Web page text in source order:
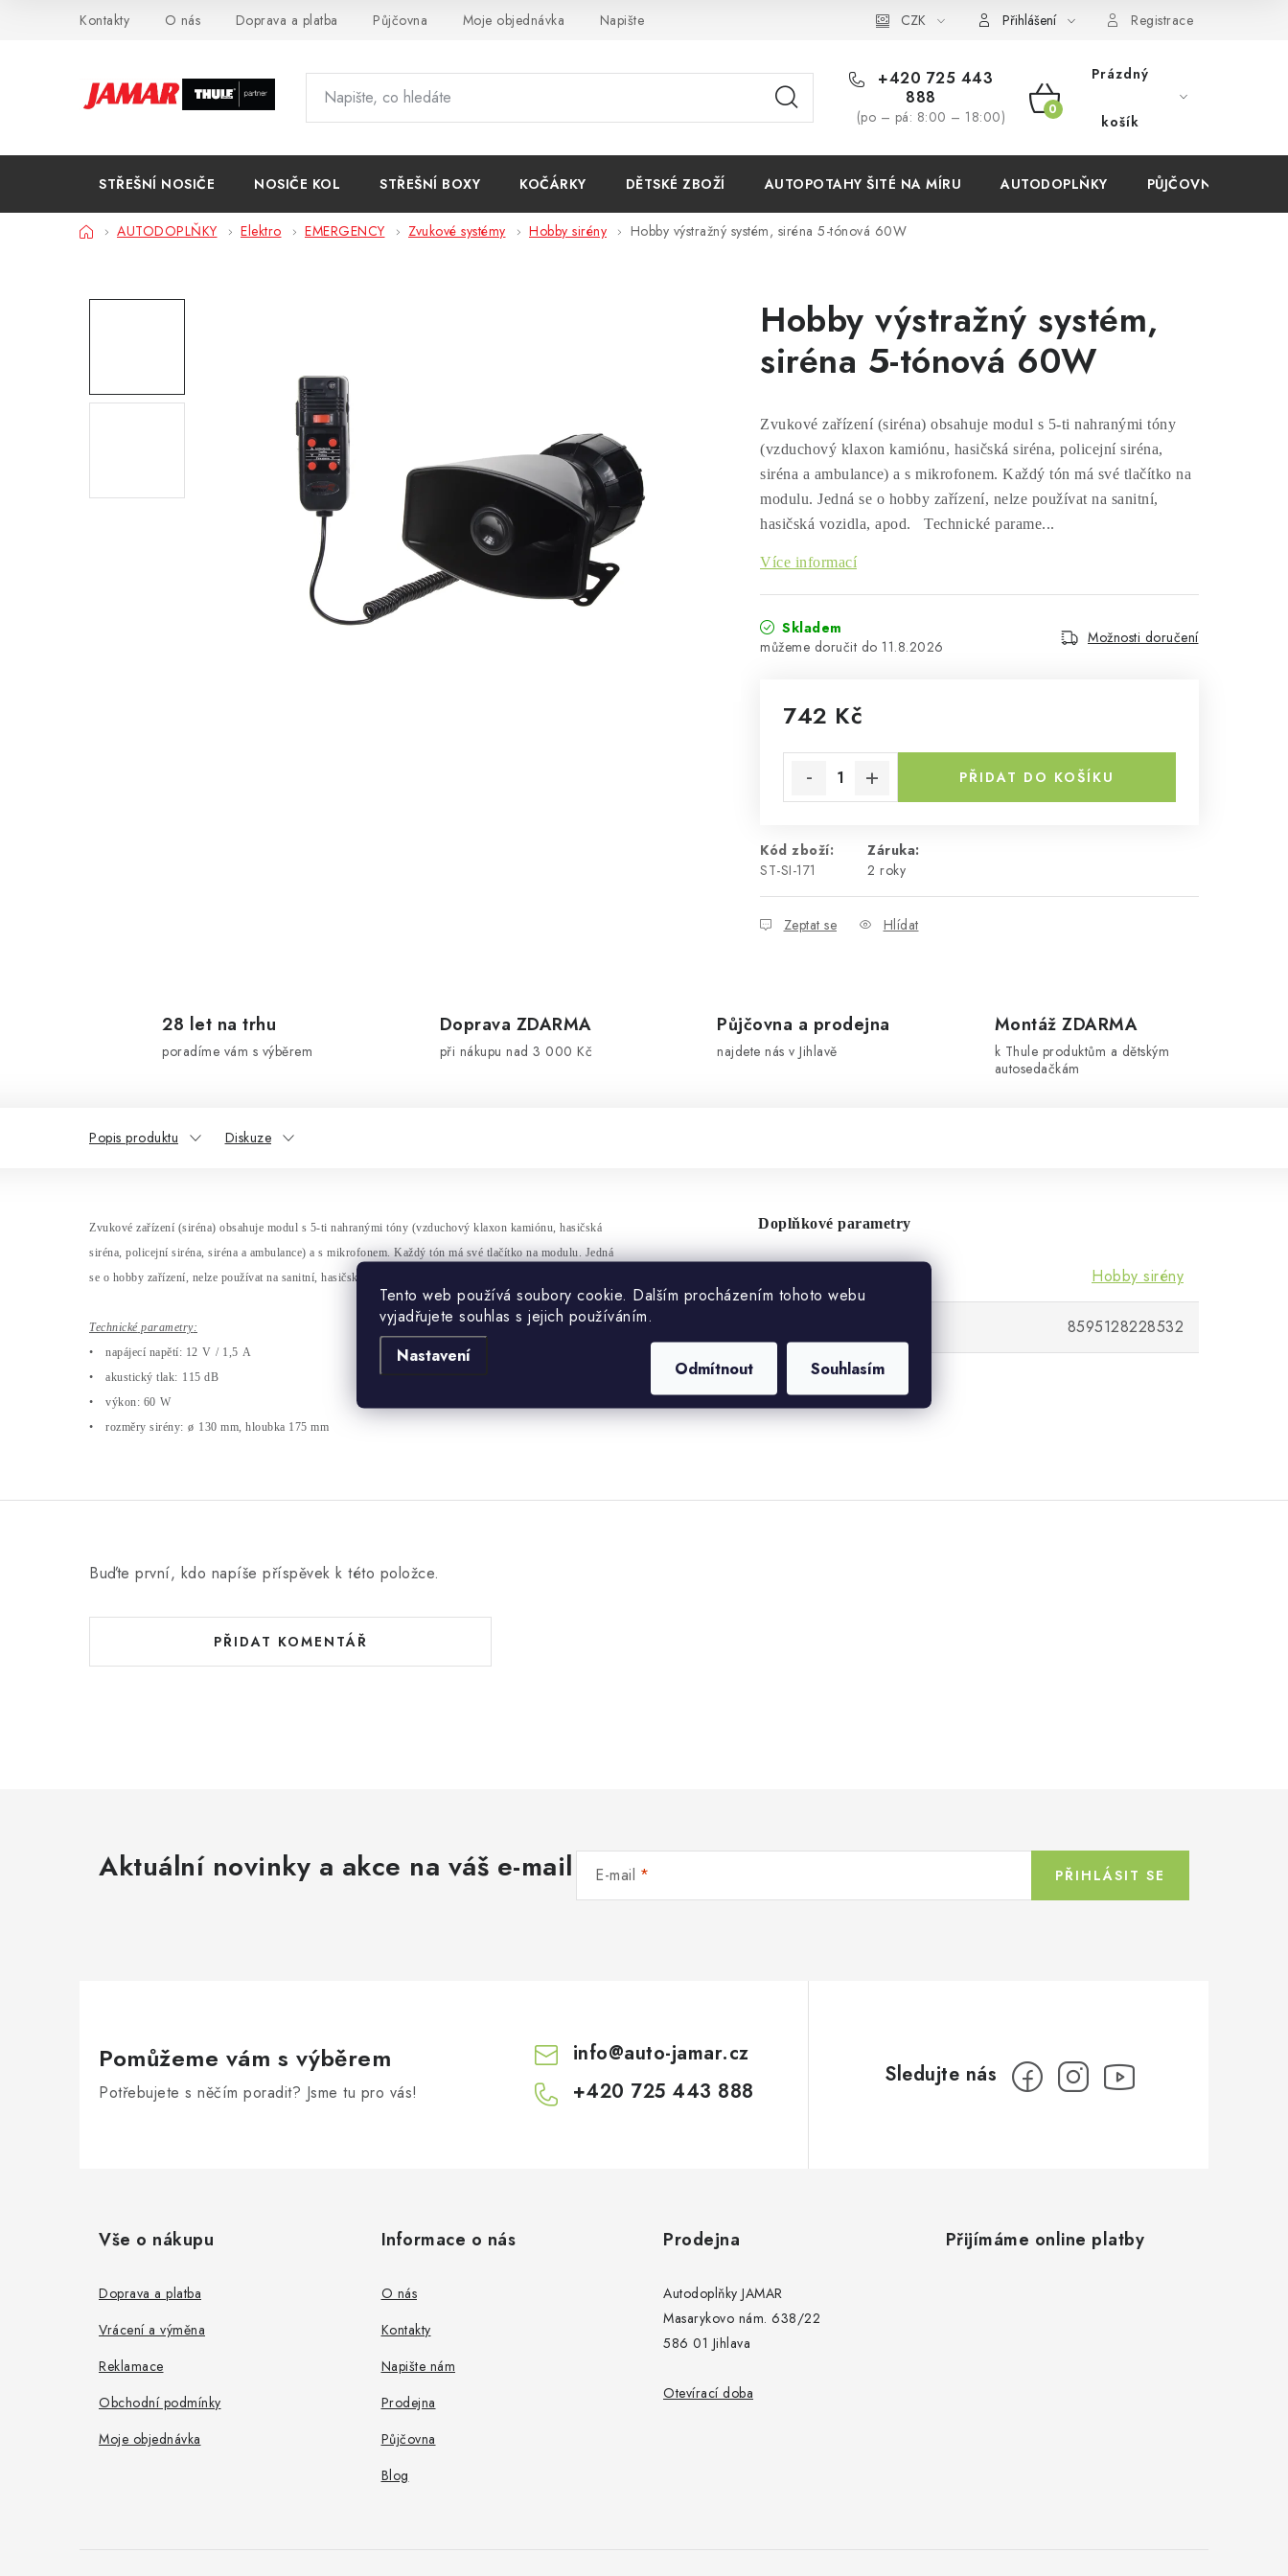
Tento web používá soubory cookie. Dalším procházením tohoto webu
vyjadřujete souhlas s jejich používáním.
Nastavení
Odmítnout Souhlasím
Kontakty O nás Doprava a platba Půjčovna Moje objednávka Napište nám Obchodní podmínky
CZK Přihlášení Registrace
+420 725 443
888
(po – pá: 8:00 – 18:00)
NÁKUPNÍ
Prázdný
košík
STŘEŠNÍ NOSIČE NOSIČE KOL STŘEŠNÍ BOXY KOČÁRKY DĚTSKÉ ZBOŽÍ AUTOPOTAHY ŠITÉ NA MÍRU AUTODOPLŇKY PŮJČOVNA
DomůAUTODOPLŇKY Elektro EMERGENCY Zvukové systémy Hobby sirény Hobby výstražný systém, siréna 5-tónová 60W
Hobby výstražný systém,
siréna 5-tónová 60W
Zvukové zařízení (siréna) obsahuje modul s 5-ti nahranými tóny
(vzduchový klaxon kamiónu, hasičská siréna, policejní siréna,
siréna a ambulance) a s mikrofonem. Každý tón má své tlačítko na
modulu. Jedná se o hobby zařízení, nelze používat na sanitní,
hasičská vozidla, apod. Technické parame...
Více informací
Skladem
11.8.2026
Možnosti doručení
742 Kč
PŘIDAT DO KOŠÍKU
Kód zboží:
ST-SI-171
Záruka:
2 roky
Zeptat se Hlídat
28 let na trhu
poradíme vám s výběrem
Doprava ZDARMA
při nákupu nad 3 000 Kč
Půjčovna a prodejna
najdete nás v Jihlavě
Montáž ZDARMA
k Thule produktům a dětským
autosedačkám
Popis produktu Diskuze
Zvukové zařízení (siréna) obsahuje modul s 5-ti nahranými tóny (vzduchový klaxon kamiónu, hasičská
siréna, policejní siréna, siréna a ambulance) a s mikrofonem. Každý tón má své tlačítko na modulu. Jedná
se o hobby zařízení, nelze používat na sanitní, hasičsk
Technicképarametry:
• napájecí napětí: 12 V / 1,5 A
• akustický tlak: 115 dB
• výkon: 60 W
• rozměry sirény: ø 130 mm, hloubka 175 mm
Doplňkové parametry
Hobby sirény
8595128228532
Buďte první, kdo napíše příspěvek k této položce.
PŘIDAT KOMENTÁŘ
Aktuální novinky a akce na váš e-mail E-mail PŘIHLÁSIT SE
Pomůžeme vám s výběrem
Potřebujete s něčím poradit? Jsme tu pro vás!
info@auto-jamar.cz
+420 725 443 888
Vše o nákupu
Doprava a platba
Vrácení a výměna
Reklamace
Obchodní podmínky
Moje objednávka
Informace o nás
O nás
Kontakty
Napište nám
Prodejna
Půjčovna
Blog
Prodejna
Autodoplňky JAMAR
Masarykovo nám. 638/22
586 01 Jihlava
Otevírací doba
Přijímáme online platby